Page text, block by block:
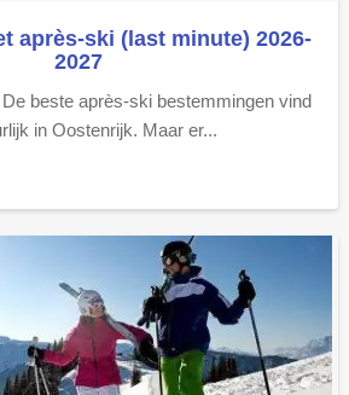
après-ski (last minute) 2026-
2027
beste après-ski bestemmingen vind
in Oostenrijk. Maar er...